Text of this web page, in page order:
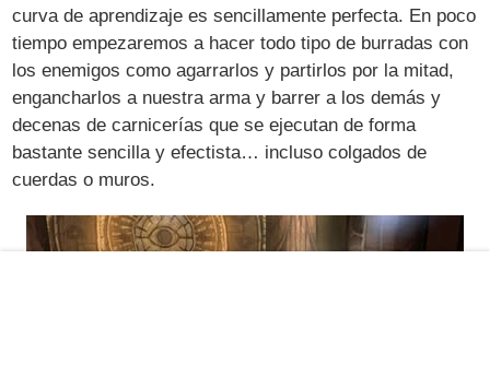
curva de aprendizaje es sencillamente perfecta. En poco
tiempo empezaremos a hacer todo tipo de burradas con
los enemigos como agarrarlos y partirlos por la mitad,
engancharlos a nuestra arma y barrer a los demás y
decenas de carnicerías que se ejecutan de forma
bastante sencilla y efectista… incluso colgados de
cuerdas o muros.